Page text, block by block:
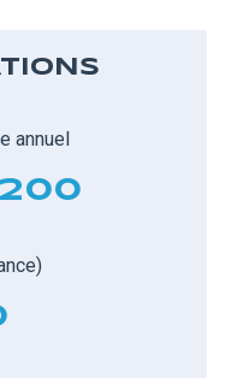
annuel